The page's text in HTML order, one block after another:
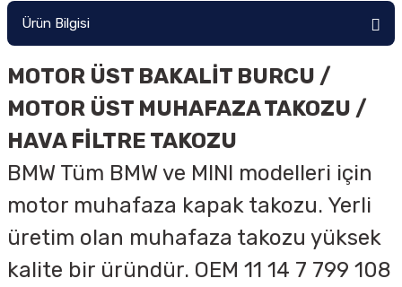
Ürün Bilgisi
MOTOR ÜST BAKALİT BURCU /
MOTOR ÜST MUHAFAZA TAKOZU /
HAVA FİLTRE TAKOZU
BMW Tüm BMW ve MINI modelleri için
motor muhafaza kapak takozu. Yerli
üretim olan muhafaza takozu yüksek
kalite bir üründür. OEM 11 14 7 799 108